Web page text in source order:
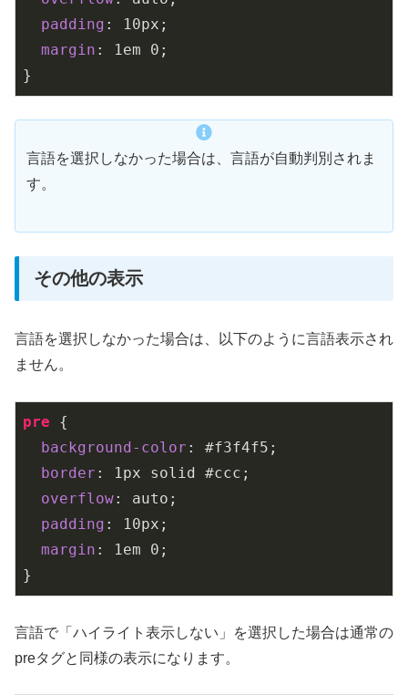
padding : 10px ;
margin : 1em 0 ;
}
言語を選択しなかった場合は、言語が自動判別されま
す。
その他の表示
言語を選択しなかった場合は、以下のように言語表示され
ません。
pre {
background-color : #f3f4f5 ;
border : 1px solid #ccc ;
overflow: auto;
padding : 10px ;
margin : 1em 0 ;
}
言語で「ハイライト表示しない」を選択した場合は通常の
preタグと同様の表示になります。